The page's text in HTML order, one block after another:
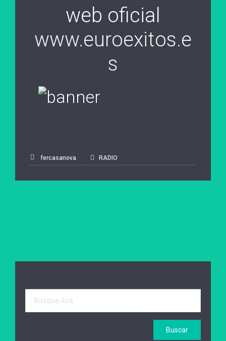
web oficial
www.euroexitos.e
s
fercasanova RADIO